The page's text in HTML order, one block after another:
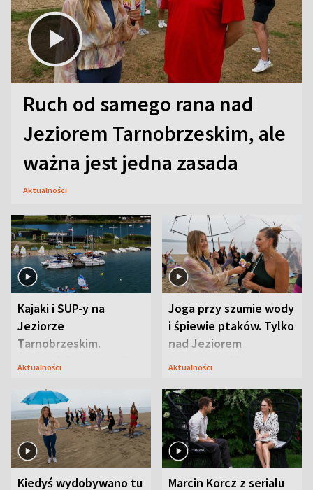
Ruch od samego rana nad
Jeziorem Tarnobrzeskim, ale
ważna jest jedna zasada
Aktualności
Kajaki i SUP-y na
Jeziorze
Tarnobrzeskim.
Przyrodnicy zwracają
Aktualności
Joga przy szumie wody
i śpiewie ptaków. Tylko
nad Jeziorem
Tarnobrzeskim
Aktualności
Kiedyś wydobywano tu
Marcin Korcz z serialu